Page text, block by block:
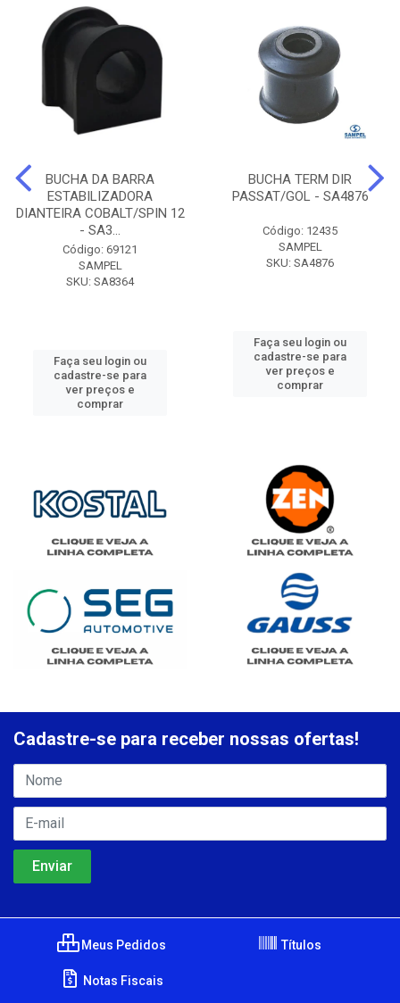
BUCHA DA BARRA
ESTABILIZADORA
DIANTEIRA COBALT/SPIN 12
- SA3...
Código: 69121
SAMPEL
SKU: SA8364
Faça seu login ou
cadastre-se para
ver preços e
comprar
BUCHA TERM DIR
PASSAT/GOL - SA4876
Código: 12435
SAMPEL
SKU: SA4876
Faça seu login ou
cadastre-se para
ver preços e
comprar
Cadastre-se para receber nossas ofertas!
Meus Pedidos Títulos
Notas Fiscais